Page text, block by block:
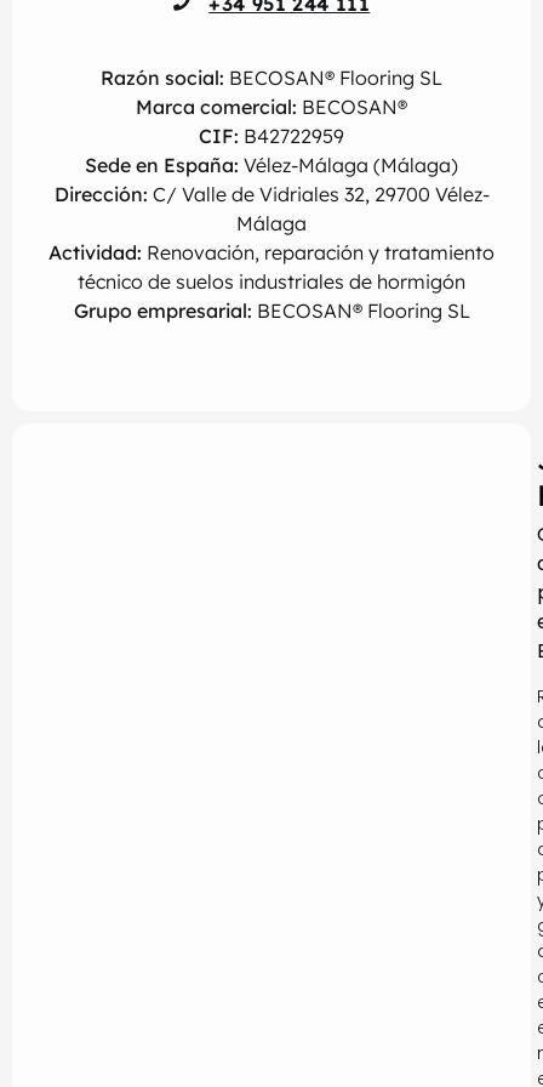
Razón social: BECOSAN® Flooring SL
Marca comercial: BECOSAN®
CIF: B42722959
Sede en España: Vélez-Málaga (Málaga)
Dirección: C/ Valle de Vidriales 32, 29700 Vélez-
Málaga
Actividad: Renovación, reparación y tratamiento
técnico de suelos industriales de hormigón
Grupo empresarial: BECOSAN® Flooring SL